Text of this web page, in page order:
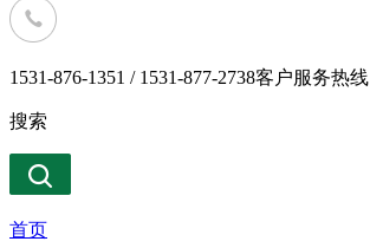
1531-876-1351 / 1531-877-2738客户服务热线
搜索
首页